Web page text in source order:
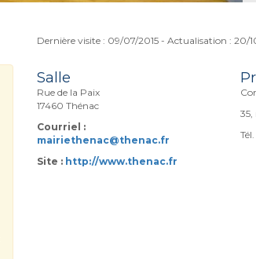
Dernière visite : 09/07/2015 - Actualisation : 20/
Salle
Rue de la Paix
17460 Thénac
Courriel :
mairiethenac@thenac.fr
Site : http://www.thenac.fr